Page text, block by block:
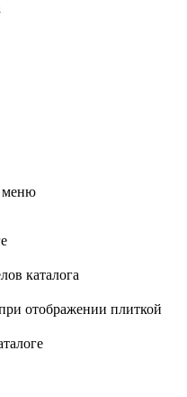
меню
каталога
отображении плиткой